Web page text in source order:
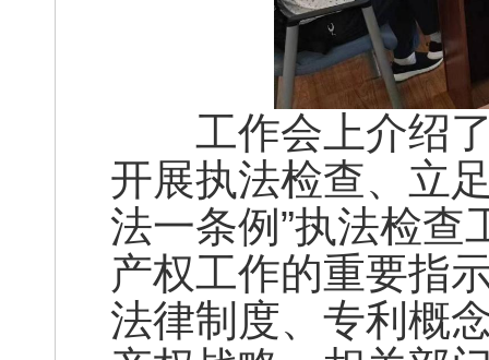
工作会上介绍了
开展执法检查、立
法一条例”执法检查
产权工作的重要指
法律制度、专利概